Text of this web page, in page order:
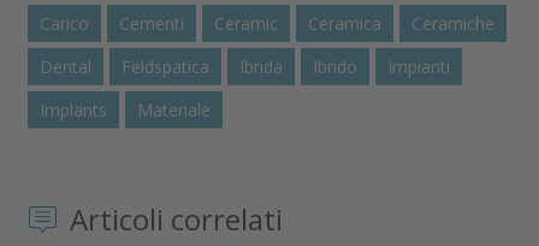
Carico Cementi Ceramic Ceramica
Ceramiche
Dental
Feldspatica Ibrida Ibrido
Impianti
Implants
Materiale
Articoli correlati